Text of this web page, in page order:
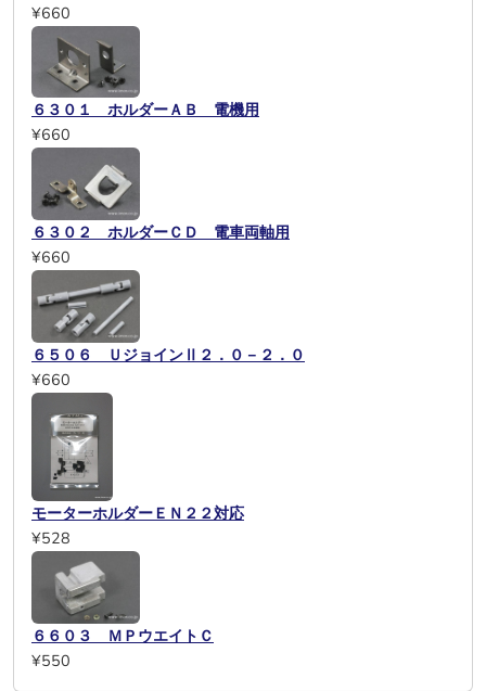
¥660
６３０１ ホルダーＡＢ 電機用
¥660
６３０２ ホルダーＣＤ 電車両軸用
¥660
６５０６ ＵジョインⅡ２．０－２．０
¥660
モーターホルダーＥＮ２２対応
¥528
６６０３ ＭＰウエイトＣ
¥550